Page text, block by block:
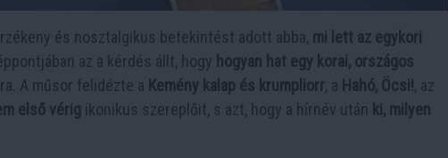
és nosztalgikus betekintést adott abba, mi lett az egykori
az a kérdés állt, hogy hogyan hat egy korai, országos
A műsor felidézte a Kemény kalap és krumpliorr, a Hahó, Öcsi!, az
első vérig ikonikus szereplőit, s azt, hogy a hírnév után ki, milyen